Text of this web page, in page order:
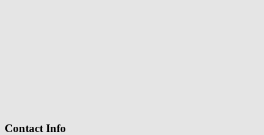
Contact Info